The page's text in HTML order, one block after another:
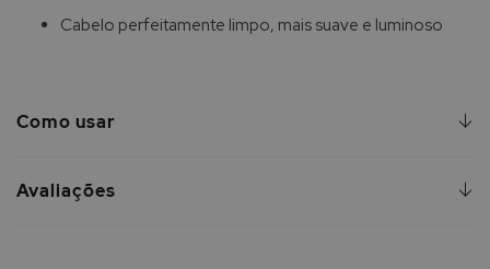
Cabelo perfeitamente limpo, mais suave e luminoso
Como usar
Avaliações